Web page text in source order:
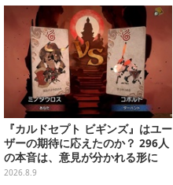
『カルドセプト ビギンズ』はユー
ザーの期待に応えたのか？ 296人
の本音は、意見が分かれる形に
【アンケ結果】
2026.8.9